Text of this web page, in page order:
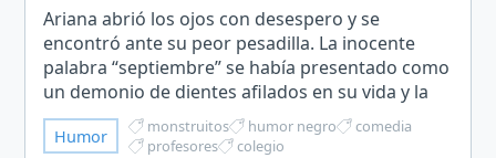
Ariana abrió los ojos con desespero y se
encontró ante su peor pesadilla. La inocente
palabra “septiembre” se había presentado como
un demonio de dientes afilados en su vida y la
estaba desgarrando por dentro. Vuelta a
clase.Al principio pens…
Humor monstruitos humor negro
comedia
profesores
colegio